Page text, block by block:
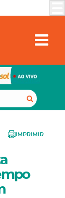
IMPRIMIR